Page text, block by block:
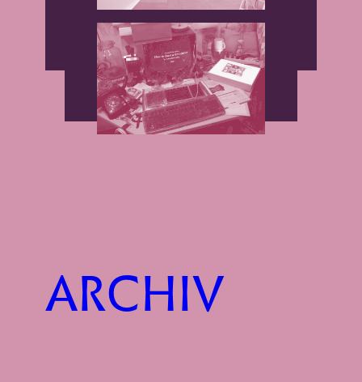
ARCHIV